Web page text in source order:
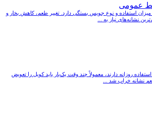
عمومی
استفاده و نوع جویس بستگی دارد. تغییر طعم، کاهش بخار و
نشانه‌های نیاز به ...
روزانه دارند، معمولاً چند وقت یک‌بار باید کویل را تعویض
نشانه خراب شد ...